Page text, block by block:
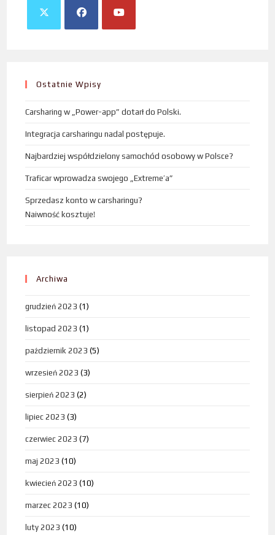
Ostatnie Wpisy
Carsharing w „Power-app” dotarł do Polski.
Integracja carsharingu nadal postępuje.
Najbardziej współdzielony samochód osobowy w Polsce?
Traficar wprowadza swojego „Extreme’a”
Sprzedasz konto w carsharingu?
Naiwność kosztuje!
Archiwa
grudzień 2023 (1)
listopad 2023 (1)
październik 2023 (5)
wrzesień 2023 (3)
sierpień 2023 (2)
lipiec 2023 (3)
czerwiec 2023 (7)
maj 2023 (10)
kwiecień 2023 (10)
marzec 2023 (10)
luty 2023 (10)